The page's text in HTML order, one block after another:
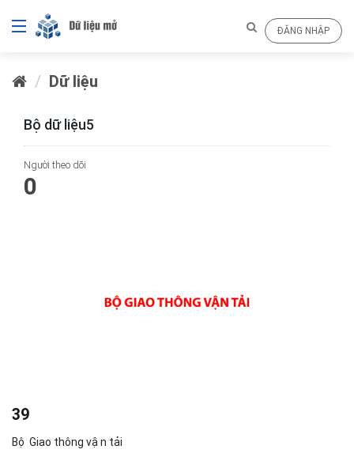
ĐĂNG NHẬP
Dữ liệu
Bộ dữ liệu5
Người theo dõi
0
39
Bộ Giao thông vận tải